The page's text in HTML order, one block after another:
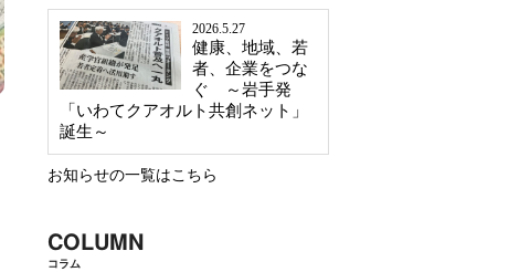
2026.5.27
健康、地域、若
者、企業をつな
ぐ ～岩手発
「いわてクアオルト共創ネット」
誕生～
お知らせの一覧はこちら
COLUMN
コラム